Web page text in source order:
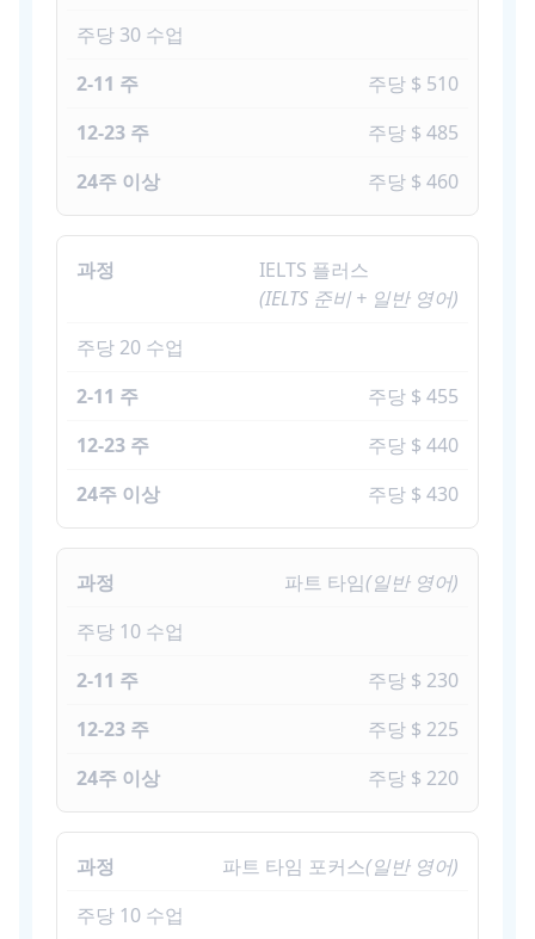
주당 30 수업
주당 $ 510
주당 $ 485
주당 $ 460
IELTS 플러스
(IELTS 준비 + 일반 영어)
주당 20 수업
주당 $ 455
주당 $ 440
주당 $ 430
파트 타임(일반 영어)
주당 10 수업
주당 $ 230
주당 $ 225
주당 $ 220
파트 타임 포커스(일반 영어)
주당 10 수업